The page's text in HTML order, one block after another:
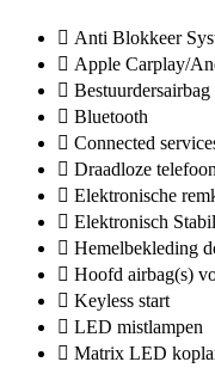
Anti Blokkeer
Apple Carplay/
Bestuurdersairbag
Bluetooth
Connected
Draadloze
Elektronische
Elektronisch
Hemelbekleding
Hoofd airbag(s)
Keyless start
LED mistlampen
Matrix LED